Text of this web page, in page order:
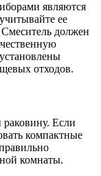
являются
ее
Смеситель должен
отходов.
раковину. Если
компактные
комнаты.